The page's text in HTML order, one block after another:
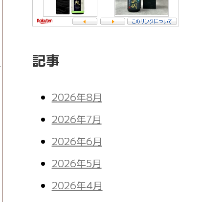
記事
2026年8月
2026年7月
2026年6月
2026年5月
2026年4月